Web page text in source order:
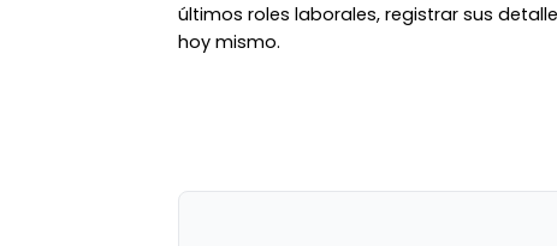
últimos roles laborales, registrar sus
hoy mismo.